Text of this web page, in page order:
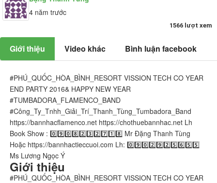
4 năm trước
1566 lượt xem
Giới thiệu Video khác Bình luận facebook
#PHÚ_QUỐC_HÒA_BÌNH_RESORT VISSION TECH CO YEAR
END PARTY 2016& HAPPY NEW YEAR
#TUMBADORA_FLAMENCO_BAND​​​​
#Công_Ty_Tnhh_Giải_Trí_Thanh_Tùng_Tumbadora_Band​​​​
https://bannhacflamenco.net​​​​ https://chothuebannhac.net​​​​ Lh
Book Show : 0️⃣9️⃣0️⃣8️⃣2️⃣3️⃣2️⃣7️⃣1️⃣8️⃣ Mr Đặng Thanh Tùng
Hoặc https://bannhactieccuoi.com​​​​ Lh: 0️⃣9️⃣0️⃣2️⃣9️⃣2️⃣5️⃣6️⃣5️⃣5️⃣
Ms Lương Ngọc Ý
Giới thiệu
#PHÚ_QUỐC_HÒA_BÌNH_RESORT VISSION TECH CO YEAR